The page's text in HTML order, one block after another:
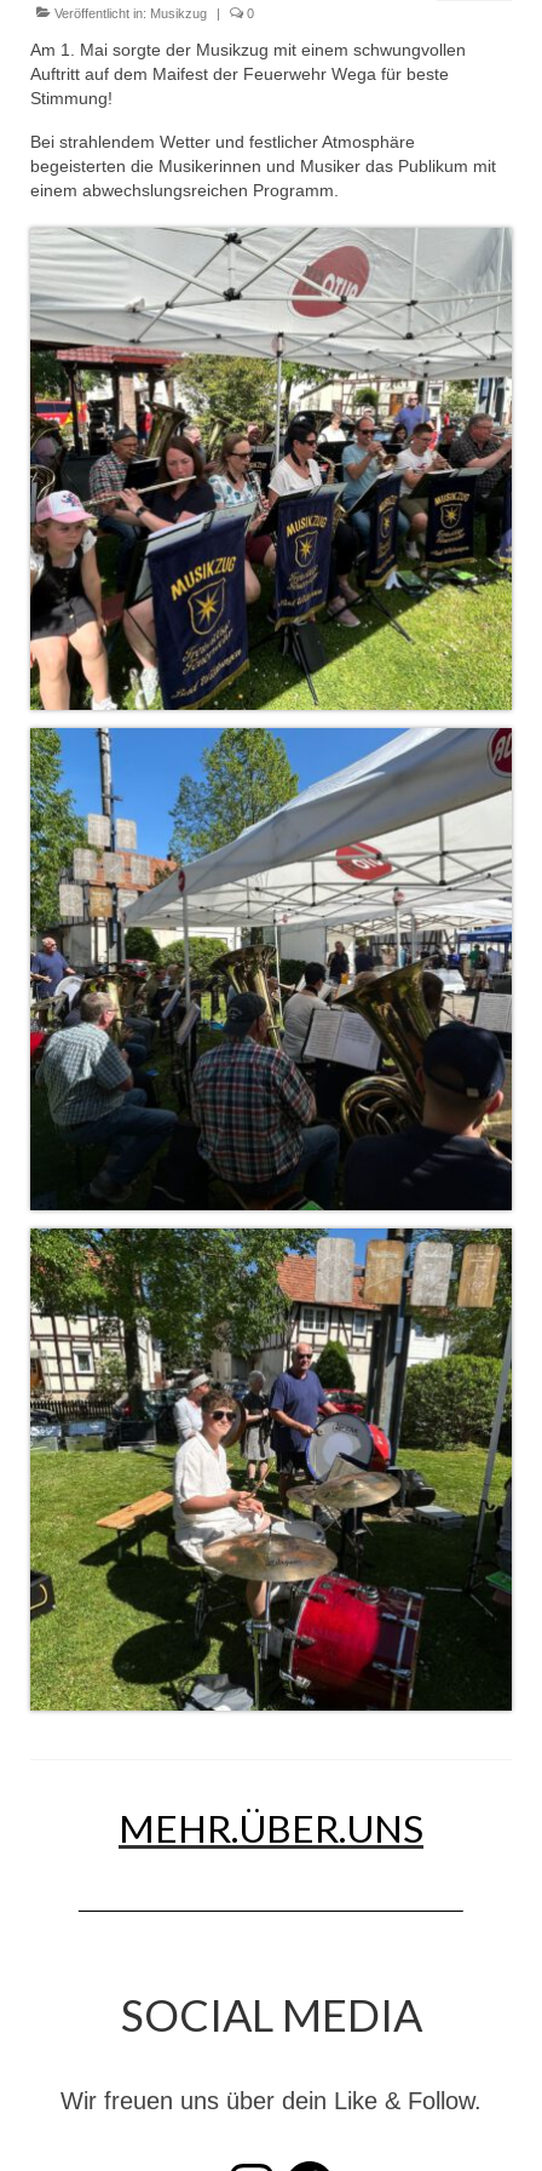
Dienstplan
Einsätze
Einsatzstichworte
Jugendfeuerwehr
Dienstplan
Gründung Jugendfeuerwehr 1996
25-jähriges Jubiläum Jugendfeuerwehr 2021
Kreiszeltlager 2023
Kinderfeuerwehr
Infos
Dienstplan
Katastrophenschutz
GDekonP-Zug
Dienstplan Dekon-Zug
KatS-Zug
Dienstplan KatS-Zug
10 Jahre KatS-Zug
Musikzug
Infos
Termine
Chronik des Musikzug
Christkindwiegen
Christkindwiegen 2024
Christkindwiegen 2023
Christkindwiegen 2022
Christkindwiegen 2021
Christkindwiegen 2019
Christkindwiegen 2018
Christkindwiegen 2017
Christkindwiegen 2016
Jahreskonzert 2017
Oktoberfestkonzert 2018
Jahreskonzert 2019
Benefizkonzert 2021
Tagesfahrt 2017
Einsatzfahrzeuge
Hilfeleistungslöschgruppenfahrzeug HLF
Veröffentlicht in: Musikzug | 0
Am 1. Mai sorgte der Musikzug mit einem schwungvollen
Auftritt auf dem Maifest der Feuerwehr Wega für beste
Stimmung!
Bei strahlendem Wetter und festlicher Atmosphäre
begeisterten die Musikerinnen und Musiker das Publikum mit
einem abwechslungsreichen Programm.
MEHR.ÜBER.UNS
SOCIAL MEDIA
Wir freuen uns über dein Like & Follow.